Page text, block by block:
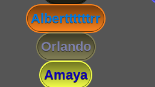
Alberttttttrr
Orlando
Amaya